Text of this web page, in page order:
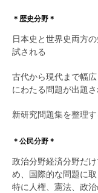
＊歴史分野＊
日本史と世界史両方
試される
古代から現代まで幅
にわたる問題が出題
新研究問題集を整理
＊公民分野＊
政治分野経済分野だ
め、国際的な問題に
特に人権、憲法、政